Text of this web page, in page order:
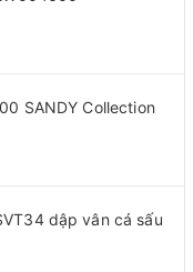
SANDY Collection
dập vân cá sấu